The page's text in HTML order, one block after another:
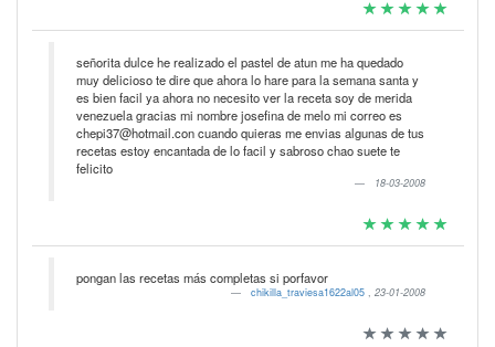
señorita dulce he realizado el pastel de atun me ha quedado
muy delicioso te dire que ahora lo hare para la semana santa y
es bien facil ya ahora no necesito ver la receta soy de merida
venezuela gracias mi nombre josefina de melo mi correo es
chepi37@hotmail.con cuando quieras me envias algunas de tus
recetas estoy encantada de lo facil y sabroso chao suete te
felicito
18-03-2008
pongan las recetas más completas si porfavor
chikilla_traviesa1622al05 , 23-01-2008